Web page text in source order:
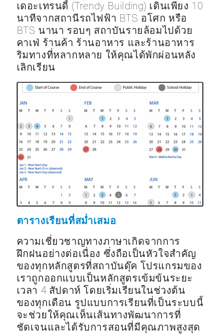
เดอะเทรนดี้ (Trendy Building) เดินเพียง 10
นาทีจากสถานีรถไฟฟ้า BTS อโศก หรือ
BTS นานา รอบๆ สถาบันรายล้อมไปด้วย
คาเฟ่ ร้านค้า ร้านอาหาร และร้านอาหาร
ริมทางที่หลากหลาย ให้คุณได้พักผ่อนหลัง
เลิกเรียน
ตารางเรียนที่สม่ำเสมอ
ความเชี่ยวชาญทางภาษาเกิดจากการ
ฝึกฝนอย่างต่อเนื่อง ซึ่งถือเป็นหัวใจสำคัญ
ของทุกหลักสูตรที่สถาบันดุ๊ค โปรแกรมของ
เราถูกออกแบบเป็นหลักสูตรเข้มข้นระยะ
เวลา 4 สัปดาห์ โดยเริ่มเรียนในช่วงต้น
ของทุกเดือน รูปแบบการเรียนที่เป็นระบบนี้
จะช่วยให้คุณเห็นเส้นทางพัฒนาการที่
ชัดเจนและได้รับการสอนที่มีคุณภาพสูงสุด